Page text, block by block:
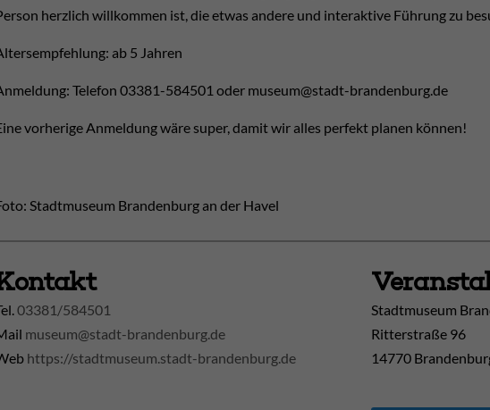
herzlich willkommen ist, die etwas andere und interaktive Führung zu
ab 5 Jahren
Telefon 03381-584501 oder museum@stadt-brandenburg.de
vorherige Anmeldung wäre super, damit wir alles perfekt planen können!
Stadtmuseum Brandenburg an der Havel
03381/584501
museum@stadt-brandenburg.de
https://stadtmuseum.stadt-brandenburg.de
Stadtmuseum
Ritterstraße 96
14770